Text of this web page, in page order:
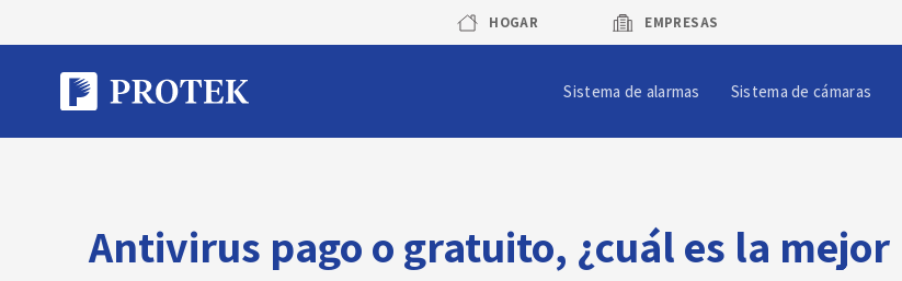
content
HOGAR EMPRESAS
Sistema de alarmas Sistema de cámaras
Antivirus pago o gratuito, ¿cuál es la mejor